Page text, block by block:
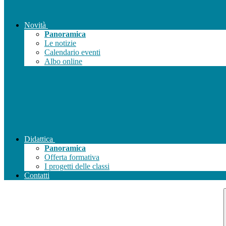
Novità
Panoramica
Le notizie
Calendario eventi
Albo online
Didattica
Panoramica
Offerta formativa
I progetti delle classi
Contatti